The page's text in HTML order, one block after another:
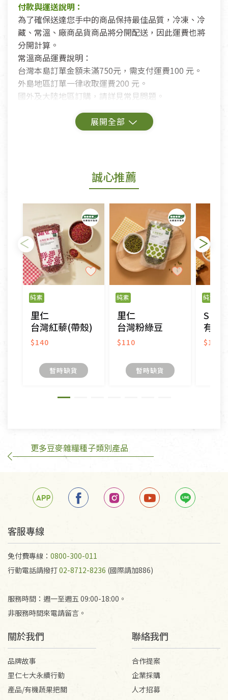
付款與運送說明：
為了確保送達您手中的商品保持最佳品質，冷凍、冷
藏、常溫、廠商品貨商品將分開配送，因此運費也將
分開計算。
常溫商品運費說明：
台灣本島訂單金額未滿750元，需支付運費100 元。
外島地區訂單一律收取運費200 元。
國外及大陸地區訂購，請詳見常見問題。
鑑賞期商品說明：
若您購買的商品有下列「不適用七天鑑賞期商品」情
形者，除商品瑕疵以外，恕不接受退換貨.
依消保法之規定提供該商品七天免費鑑賞期(含例假
日)的服務，原則上若商品未經使用或被汙損(除商品
瑕疵)，一般皆可申請退換貨。
不適用七天鑑賞期商品：
以數位或電磁紀錄形式儲存之商品、易於變質或損壞
之商品、以及性質上無法或不適合退換之商品：如
CD、VCD、DVD、電腦軟體，若產品瑕疵無法讀取僅
接受原片換新。
衣飾鞋類-如T恤，如於送達後水洗或污損者。
美容保養用品、內衣褲、襪子、口罩等私人消耗性產
內衣褲、襪子、口罩個人衛生用品除商品本身有瑕疵
外,依據《通訊交易解除權合理例外情事適用準
訂購手抄稿退貨需知：
若未保持原包裝方式或未使用原箱退回，導致書籍有
任何折損、磨損、污損或凹角，將不接受退貨，也不
不接受退貨之手抄稿，為敬重法寶故，里仁網購無法
代為結緣處理等。 若需將手抄稿寄還給消費者，因而
產生的運費100元/箱將由消費者負擔。
誠心推薦
純素
里仁
台灣紅藜(帶殼)
$140
暫時缺貨
純素
里仁
台灣粉綠豆
$110
暫時缺貨
純素
有機
$185
更多豆麥雜糧種子類別產品
客服專線
免付費專線： 0800-300-011
行動電話請撥打02-8712-8236 (國際請加886)
服務時間：週一至週五 09:00-18:00。
非服務時間來電請留言。
關於我們
品牌故事
里仁七大永續行動
產品/有機蔬果把關
聯絡我們
合作提案
企業採購
人才招募